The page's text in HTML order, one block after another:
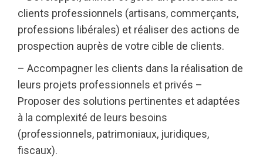
clients professionnels (artisans, commerçants,
professions libérales) et réaliser des actions de
prospection auprès de votre cible de clients.
– Accompagner les clients dans la réalisation de
leurs projets professionnels et privés –
Proposer des solutions pertinentes et adaptées
à la complexité de leurs besoins
(professionnels, patrimoniaux, juridiques,
fiscaux).